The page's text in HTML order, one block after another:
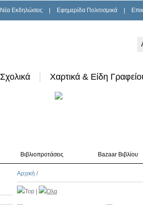
Νέα Εκδηλώσεις Εφημερίδα Πολιτισμικά
Σχολικά Χαρτικά & Είδη
Βιβλιοπροτάσεις Bazaar Βιβλίου
Αρχική /
Top Όλα